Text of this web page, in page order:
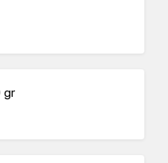
gr